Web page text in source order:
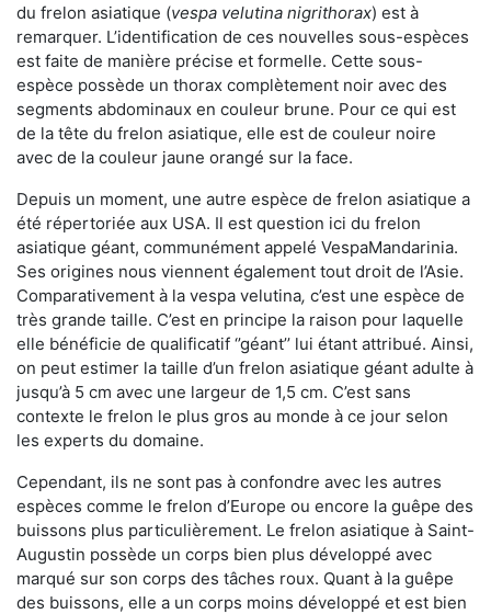
du frelon asiatique (vespa velutina nigrithorax) est à
remarquer. L’identification de ces nouvelles sous-espèces
est faite de manière précise et formelle. Cette sous-
espèce possède un thorax complètement noir avec des
segments abdominaux en couleur brune. Pour ce qui est
de la tête du frelon asiatique, elle est de couleur noire
avec de la couleur jaune orangé sur la face.
Depuis un moment, une autre espèce de frelon asiatique a
été répertoriée aux USA. Il est question ici du frelon
asiatique géant, communément appelé VespaMandarinia.
Ses origines nous viennent également tout droit de l’Asie.
Comparativement à la vespa velutina, c’est une espèce de
très grande taille. C’est en principe la raison pour laquelle
elle bénéficie de qualificatif ‘’géant’’ lui étant attribué. Ainsi,
on peut estimer la taille d’un frelon asiatique géant adulte à
jusqu’à 5 cm avec une largeur de 1,5 cm. C’est sans
contexte le frelon le plus gros au monde à ce jour selon
les experts du domaine.
Cependant, ils ne sont pas à confondre avec les autres
espèces comme le frelon d’Europe ou encore la guêpe des
buissons plus particulièrement. Le frelon asiatique à Saint-
Augustin possède un corps bien plus développé avec
marqué sur son corps des tâches roux. Quant à la guêpe
des buissons, elle a un corps moins développé et est bien